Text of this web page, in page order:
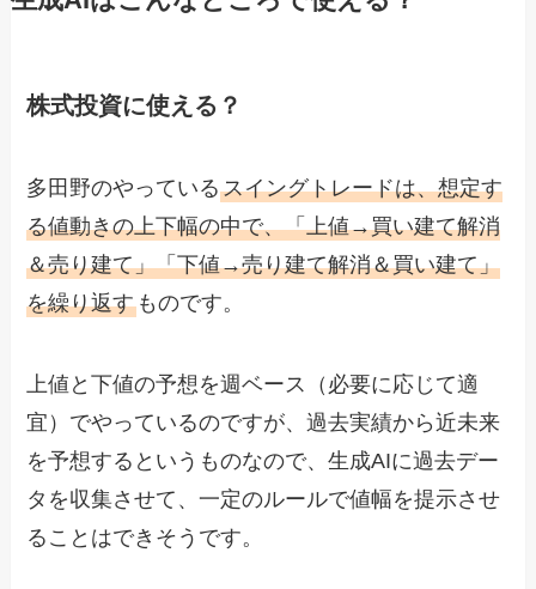
株式投資に使える？
多田野のやっているスイングトレードは、想定す
る値動きの上下幅の中で、「上値→買い建て解消
＆売り建て」「下値→売り建て解消＆買い建て」
を繰り返す ものです。
上値と下値の予想を週ベース（必要に応じて適
宜）でやっているのですが、過去実績から近未来
を予想するというものなので、生成AIに過去デー
タを収集させて、一定のルールで値幅を提示させ
ることはできそうです。